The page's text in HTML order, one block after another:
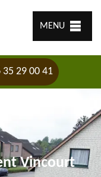
MENU
35 29 00 41
Vincourt